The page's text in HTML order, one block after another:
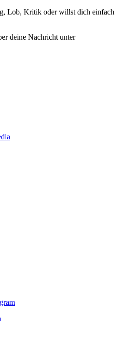
Lob, Kritik oder willst dich einfach
deine Nachricht unter